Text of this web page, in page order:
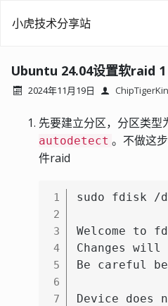
小虎技术分享站
Ubuntu 24.04设置软raid 1
2024年11月19日 ChipTigerKin
先要建立分区，分区类型
autodetect 。不做这
件raid
1
2
3
4
5
6
7
sudo fdisk /
Welcome
Changes
Be careful
Device